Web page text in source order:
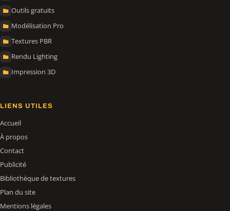
Outils gratuits
Modélisation Pro
Textures PBR
Rendu Lighting
Impression 3D
LIENS UTILES
Accueil
À propos
Contact
Publicité
Bibliothèque de textures
Plan du site
Mentions légales